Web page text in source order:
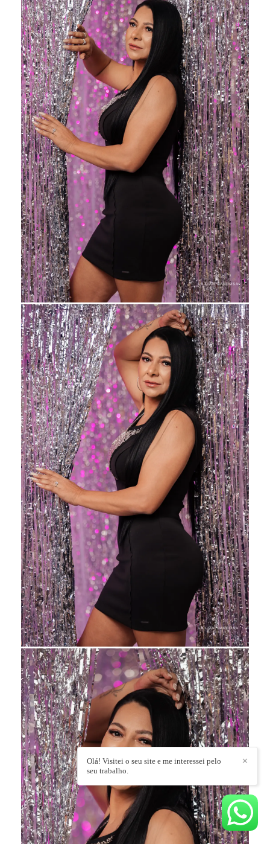
✕
Olá! Visitei o seu site e me interessei pelo
seu trabalho.